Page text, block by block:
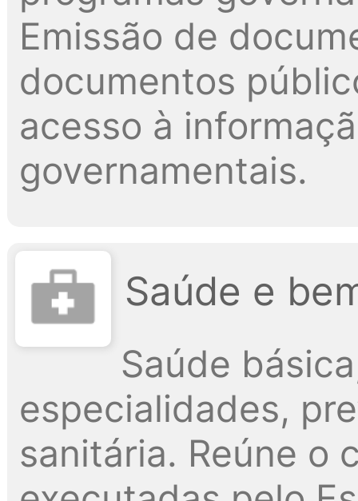
Emissão de
documentos
acesso à
governamentais.
Saúde e
Saúde
especialidades,
sanitária. Reúne o